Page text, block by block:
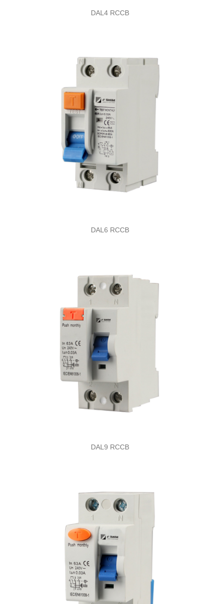
DAL4 RCCB
DAL6 RCCB
DAL9 RCCB